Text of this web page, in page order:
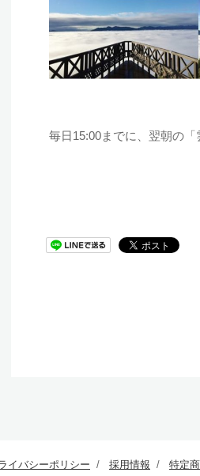
毎日15:00までに、翌朝の「
イバシーポリシー 採用情報 特定